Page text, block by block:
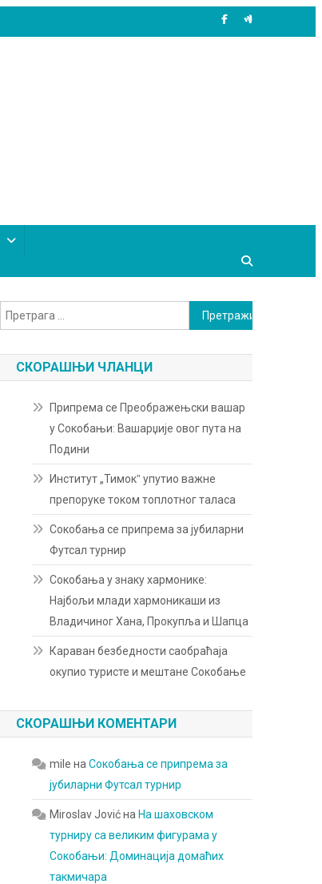
Претрага
за:
СКОРАШЊИ ЧЛАНЦИ
Припрема се Преображењски вашар
у Сокобањи: Вашарџије овог пута на
Подини
Институт „Тимокˮ упутио важне
препоруке током топлотног таласа
Сокобања се припрема за јубиларни
Футсал турнир
Сокобања у знаку хармонике:
Најбољи млади хармоникаши из
Владичиног Хана, Прокупља и Шапца
Караван безбедности саобраћаја
окупио туристе и мештане Сокобање
СКОРАШЊИ КОМЕНТАРИ
mile наСокобања се припрема за
јубиларни Футсал турнир
Miroslav Jovićна На шаховском
турниру са великим фигурама у
Сокобањи: Доминација домаћих
такмичара